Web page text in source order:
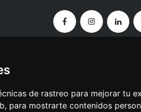
de rastreo para mejorar tu
para mostrarte contenidos
91 999 69 60